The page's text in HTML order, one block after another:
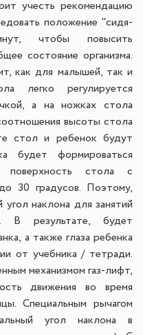
учесть рекомендацию
положение "сидя-
чтобы повысить
состояние организма.
как для малышей, так и
легко регулируется
а на ножках стола
высоты стола
стол и ребенок будут
будет формироваться
поверхность стола с
30 градусов. Поэтому,
наклона для занятий
В результате, будет
а также глаза ребенка
от учебника / тетради.
механизмом газ-лифт,
движения во время
Специальным рычагом
угол наклона в